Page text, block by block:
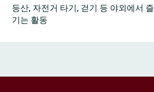
등산, 자전거 타기, 걷기 등 야외에서 즐
기는 활동